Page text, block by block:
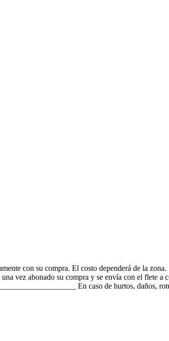
con su compra. El costo dependerá de la zona.
vez abonado su compra y se envía con el flete a
En caso de hurtos, daños,